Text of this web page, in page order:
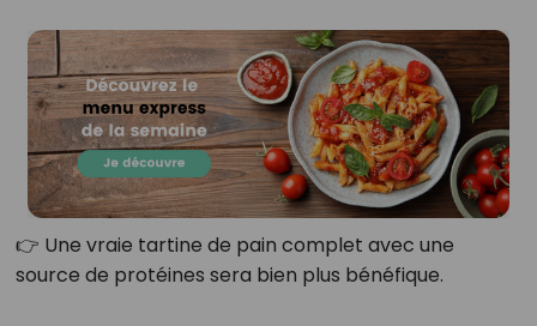
👉 Une vraie tartine de pain complet avec une
source de protéines sera bien plus bénéfique.